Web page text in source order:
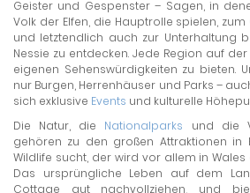
Geister und Gespenster – Sagen, in
Volk der Elfen, die Hauptrolle spielen,
und letztendlich auch zur Unterhaltung
Nessie zu entdecken. Jede Region auf
eigenen Sehenswürdigkeiten zu bieten.
nur Burgen, Herrenhäuser und Parks –
sich exklusive Events und kulturelle
Die Natur, die Nationalparks und die
gehören zu den großen Attraktionen in
Wildlife sucht, der wird vor allem in
Das ursprüngliche Leben auf dem
Cottage gut nachvollziehen, und